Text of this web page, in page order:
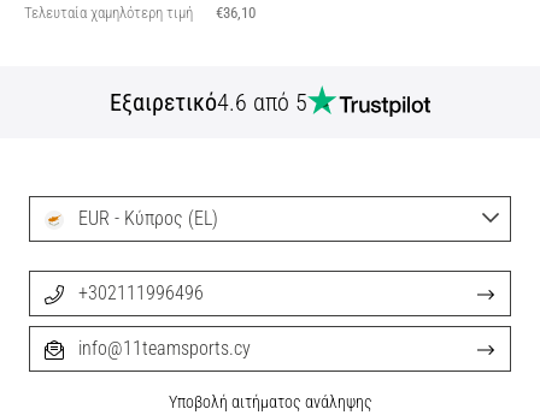
Τελευταία χαμηλότερη τιμή €36,10
Εξαιρετικό4.6 από 5
EUR - Κύπρος (EL)
+302111996496
info@11teamsports.cy
Υποβολή αιτήματος ανάληψης